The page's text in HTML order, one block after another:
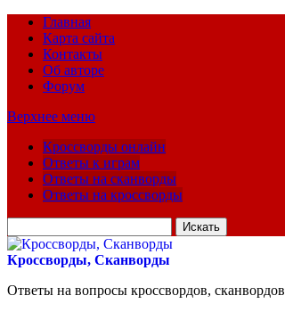
Главная
Карта сайта
Контакты
Об авторе
Форум
Верхнее меню
Кроссворды онлайн
Ответы к играм
Ответы на сканворды
Ответы на кроссворды
для:
Кроссворды, Сканворды
Ответы на вопросы кроссвордов, сканвордов